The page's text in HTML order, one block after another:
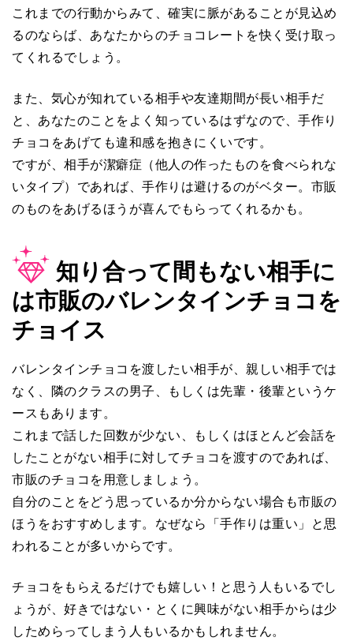
これまでの行動からみて、確実に脈があることが見込め
るのならば、あなたからのチョコレートを快く受け取っ
てくれるでしょう。
また、気心が知れている相手や友達期間が長い相手だ
と、あなたのことをよく知っているはずなので、手作り
チョコをあげても違和感を抱きにくいです。
ですが、相手が潔癖症（他人の作ったものを食べられな
いタイプ）であれば、手作りは避けるのがベター。市販
のものをあげるほうが喜んでもらってくれるかも。
知り合って間もない相手に
は市販のバレンタインチョコを
チョイス
バレンタインチョコを渡したい相手が、親しい相手では
なく、隣のクラスの男子、もしくは先輩・後輩というケ
ースもあります。
これまで話した回数が少ない、もしくはほとんど会話を
したことがない相手に対してチョコを渡すのであれば、
市販のチョコを用意しましょう。
自分のことをどう思っているか分からない場合も市販の
ほうをおすすめします。なぜなら「手作りは重い」と思
われることが多いからです。
チョコをもらえるだけでも嬉しい！と思う人もいるでし
ょうが、好きではない・とくに興味がない相手からは少
しためらってしまう人もいるかもしれません。